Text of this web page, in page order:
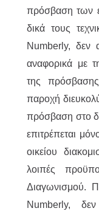
πρόσβαση των
δικά τους
Numberly, δεν
αναφορικά με
της
παροχή
πρόσβαση στο
επιτρέπεται
οικείου
λοιπές
Διαγωνισμού.
Numberly,